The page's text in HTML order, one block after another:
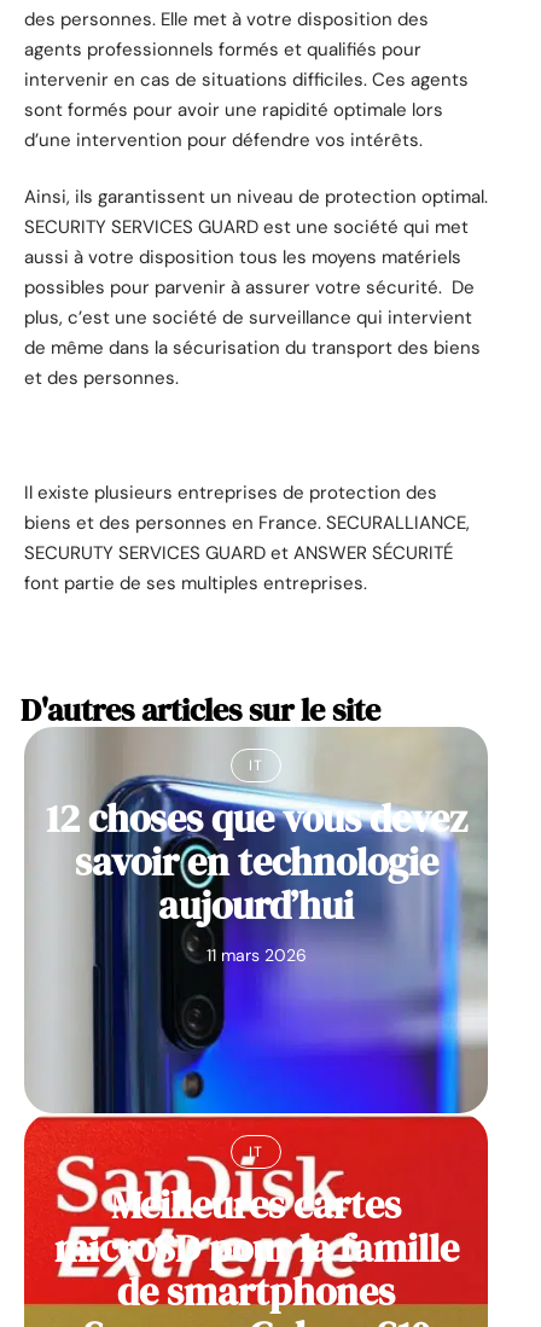
des personnes. Elle met à votre disposition des
agents professionnels formés et qualifiés pour
intervenir en cas de situations difficiles. Ces agents
sont formés pour avoir une rapidité optimale lors
d’une intervention pour défendre vos intérêts.
Ainsi, ils garantissent un niveau de protection optimal.
SECURITY SERVICES GUARD est une société qui met
aussi à votre disposition tous les moyens matériels
possibles pour parvenir à assurer votre sécurité. De
plus, c’est une société de surveillance qui intervient
de même dans la sécurisation du transport des biens
et des personnes.
Il existe plusieurs entreprises de protection des
biens et des personnes en France. SECURALLIANCE,
SECURUTY SERVICES GUARD et ANSWER SÉCURITÉ
font partie de ses multiples entreprises.
D'autres articles sur le site
IT
12 choses que vous devez
savoir en technologie
aujourd’hui
11 mars 2026
IT
Meilleures cartes
microSD pour la famille
de smartphones